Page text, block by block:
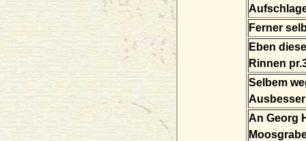
Ferner
Eben
Rinnen
Selbem
An Georg